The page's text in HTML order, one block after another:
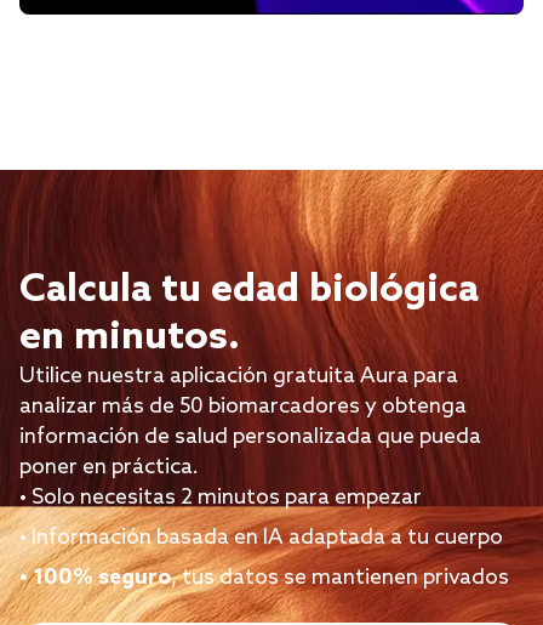
Calcula tu edad biológica
en minutos.
Utilice nuestra aplicación gratuita Aura para
analizar más de 50 biomarcadores y obtenga
información de salud personalizada que pueda
poner en práctica.
• Solo necesitas 2 minutos para empezar
• Información basada en IA adaptada a tu cuerpo
• 100% seguro, tus datos se mantienen privados